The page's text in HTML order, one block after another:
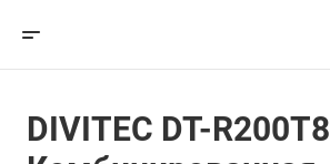
DIVITEC DT-R200T8